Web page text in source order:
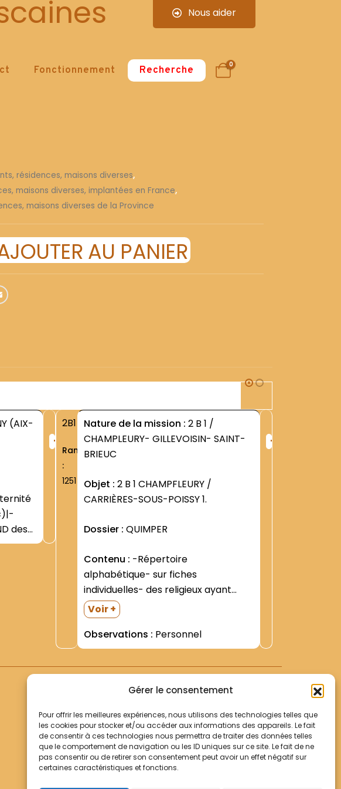
Gérer le consentement
Pour offrir les meilleures expériences, nous utilisons des technologies telles que
les cookies pour stocker et/ou accéder aux informations des appareils. Le fait
de consentir à ces technologies nous permettra de traiter des données telles
que le comportement de navigation ou les ID uniques sur ce site. Le fait de ne
pas consentir ou de retirer son consentement peut avoir un effet négatif sur
certaines caractéristiques et fonctions.
Nous aider
Fonctionnement Recherche 0
résidences, maisons diverses,
maisons diverses, implantées en France,
maisons diverses de la Province
AU PANIER
(AIX-
des
+
2B1
Rang
:
1251
Nature de la mission : 2 B 1 /
CHAMPLEURY- GILLEVOISIN- SAINT-
BRIEUC
Objet : 2 B 1 CHAMPFLEURY /
CARRIÈRES-SOUS-POISSY 1.
Dossier : QUIMPER
Contenu :
alphabétique- sur fiches
individuelles- des religieux ayant
résidé à Champfleury 89 fiches-
numérotées -Liste des Religieux
(1951-1956- et s.d.) -Petit dossier de
M. Emile BERTRAND- laïc- qui étudia
la philosophie à Paris / Solitaires- et
Voir +
Observations : Personnel
+
Votre panier
Mentions légales
Politique de cookies